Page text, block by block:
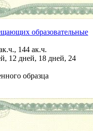
образовательные
144 ак.ч.
12 дней, 18 дней, 24
образца